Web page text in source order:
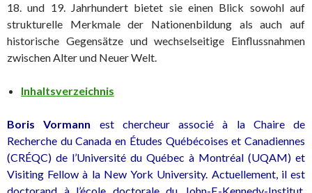
18. und 19. Jahrhundert bietet sie einen Blick sowohl auf
strukturelle Merkmale der Nationenbildung als auch auf
historische Gegensätze und wechselseitige Einflussnahmen
zwischen Alter und Neuer Welt.
Inhaltsverzeichnis
Boris Vormann est chercheur associé à la Chaire de
Recherche du Canada en Études Québécoises et Canadiennes
(CRÉQC) de l’Université du Québec à Montréal (UQAM) et
Visiting Fellow à la New York University. Actuellement, il est